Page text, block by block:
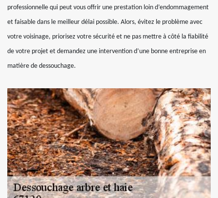
professionnelle qui peut vous offrir une prestation loin d’endommagement
et faisable dans le meilleur délai possible. Alors, évitez le problème avec
votre voisinage, priorisez votre sécurité et ne pas mettre à côté la fiabilité
de votre projet et demandez une intervention d’une bonne entreprise en
matière de dessouchage.